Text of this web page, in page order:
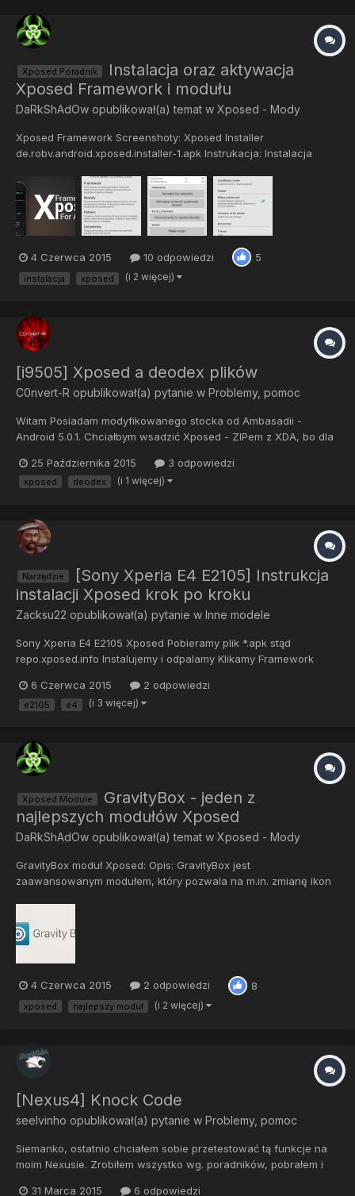
Xposed Poradnik
Instalacja oraz aktywacja
Xposed Framework i modułu
DaRkShAdOw opublikował(a) temat w Xposed - Mody
Xposed Framework Screenshoty: Xposed Installer
de.robv.android.xposed.installer-1.apk Instrukacja: Instalacja
Włączasz Xposed Installer 2. Klikasz Framework...
4 Czerwca 2015 10 odpowiedzi 5
instalacja xposed (i 2 więcej)
[i9505] Xposed a deodex plików
C0nvert-R opublikował(a) pytanie w Problemy, pomoc
Witam Posiadam modyfikowanego stocka od Ambasadii -
Android 5.0.1. Chciałbym wsadzić Xposed - ZIPem z XDA, bo dla
dowiedziałem się, że wymagany jest deodex ROMu. 1. Czy da się
wykonać go ręcznie? Wgrać coś przez TWRP? 2. Wiem, że
25 Października 2015 3 odpowiedzi
xposed deodex (i 1 więcej)
Narzędzie
[Sony Xperia E4 E2105] Instrukcja
instalacji Xposed krok po kroku
Zacksu22 opublikował(a) pytanie w Inne modele
Sony Xperia E4 E2105 Xposed Pobieramy plik *.apk stąd
repo.xposed.info Instalujemy i odpalamy Klikamy Framework
urządzenie Instalujemy dowolne moduły (od siebie polecam
GravityBox i KitKat SD Card Full Access Testowałem na swojej
6 Czerwca 2015 2 odpowiedzi
e2105 e4 (i 3 więcej)
Xposed Module
GravityBox - jeden z
najlepszych modułów Xposed
DaRkShAdOw opublikował(a) temat w Xposed - Mody
GravityBox moduł Xposed: Opis: GravityBox jest
zaawansowanym modułem, który pozwala na m.in. zmianę ikon
Może być stosowany tylko na niezmodyfikowanych ROM...
4 Czerwca 2015 2 odpowiedzi 8
xposed najlepszy moduł (i 2 więcej)
[Nexus4] Knock Code
seelvinho opublikował(a) pytanie w Problemy, pomoc
Siemanko, ostatnio chciałem sobie przetestować tą funkcje na
moim Nexusie. Zrobiłem wszystko wg. poradników, pobrałem i
31 Marca 2015 6 odpowiedzi